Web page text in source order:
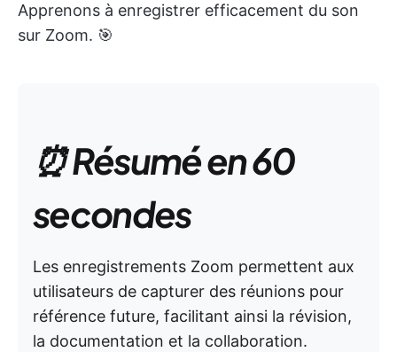
Apprenons à enregistrer efficacement du son
sur Zoom. 🎯
⏰ Résumé en 60
secondes
Les enregistrements Zoom permettent aux
utilisateurs de capturer des réunions pour
référence future, facilitant ainsi la révision,
la documentation et la collaboration.